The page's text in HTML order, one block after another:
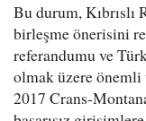
Bu durum,
birleşme önerisini
referandumu ve
olmak üzere
2017 Crans-